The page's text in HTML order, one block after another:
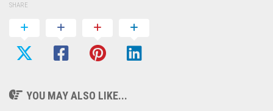
SHARE
YOU MAY ALSO LIKE...